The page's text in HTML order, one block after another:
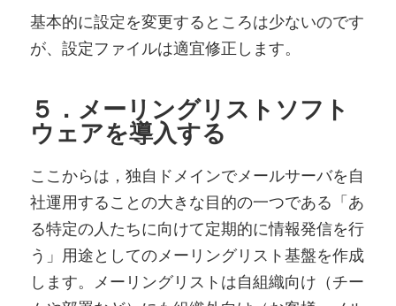
基本的に設定を変更するところは少ないのです
が、設定ファイルは適宜修正します。
５．メーリングリストソフト
ウェアを導入する
ここからは，独自ドメインでメールサーバを自
社運用することの大きな目的の一つである「あ
る特定の人たちに向けて定期的に情報発信を行
う」用途としてのメーリングリスト基盤を作成
します。メーリングリストは自組織向け（チー